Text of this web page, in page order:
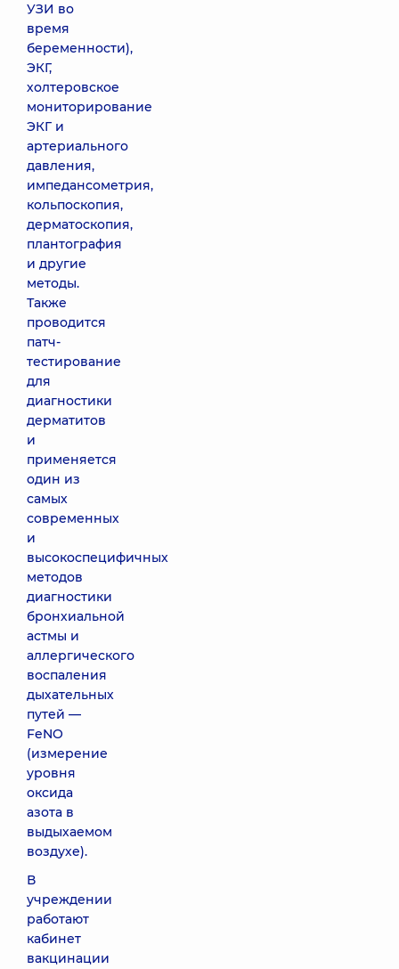
УЗИ во
время
беременности),
ЭКГ,
холтеровское
мониторирование
ЭКГ и
артериального
давления,
импедансометрия,
кольпоскопия,
дерматоскопия,
плантография
и другие
методы.
Также
проводится
патч-
тестирование
для
диагностики
дерматитов
и
применяется
один из
самых
современных
и
высокоспецифичных
методов
диагностики
бронхиальной
астмы и
аллергического
воспаления
дыхательных
путей —
FeNO
(измерение
уровня
оксида
азота в
выдыхаемом
воздухе).
В
учреждении
работают
кабинет
вакцинации